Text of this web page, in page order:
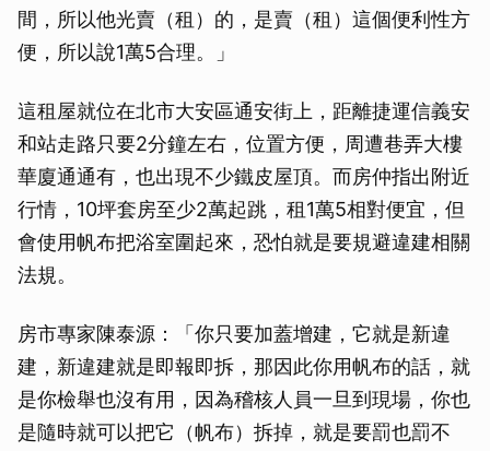
間，所以他光賣（租）的，是賣（租）這個便利性方
便，所以說1萬5合理。」
這租屋就位在北市大安區通安街上，距離捷運信義安
和站走路只要2分鐘左右，位置方便，周遭巷弄大樓
華廈通通有，也出現不少鐵皮屋頂。而房仲指出附近
行情，10坪套房至少2萬起跳，租1萬5相對便宜，但
會使用帆布把浴室圍起來，恐怕就是要規避違建相關
法規。
房市專家陳泰源：「你只要加蓋增建，它就是新違
建，新違建就是即報即拆，那因此你用帆布的話，就
是你檢舉也沒有用，因為稽核人員一旦到現場，你也
是隨時就可以把它（帆布）拆掉，就是要罰也罰不